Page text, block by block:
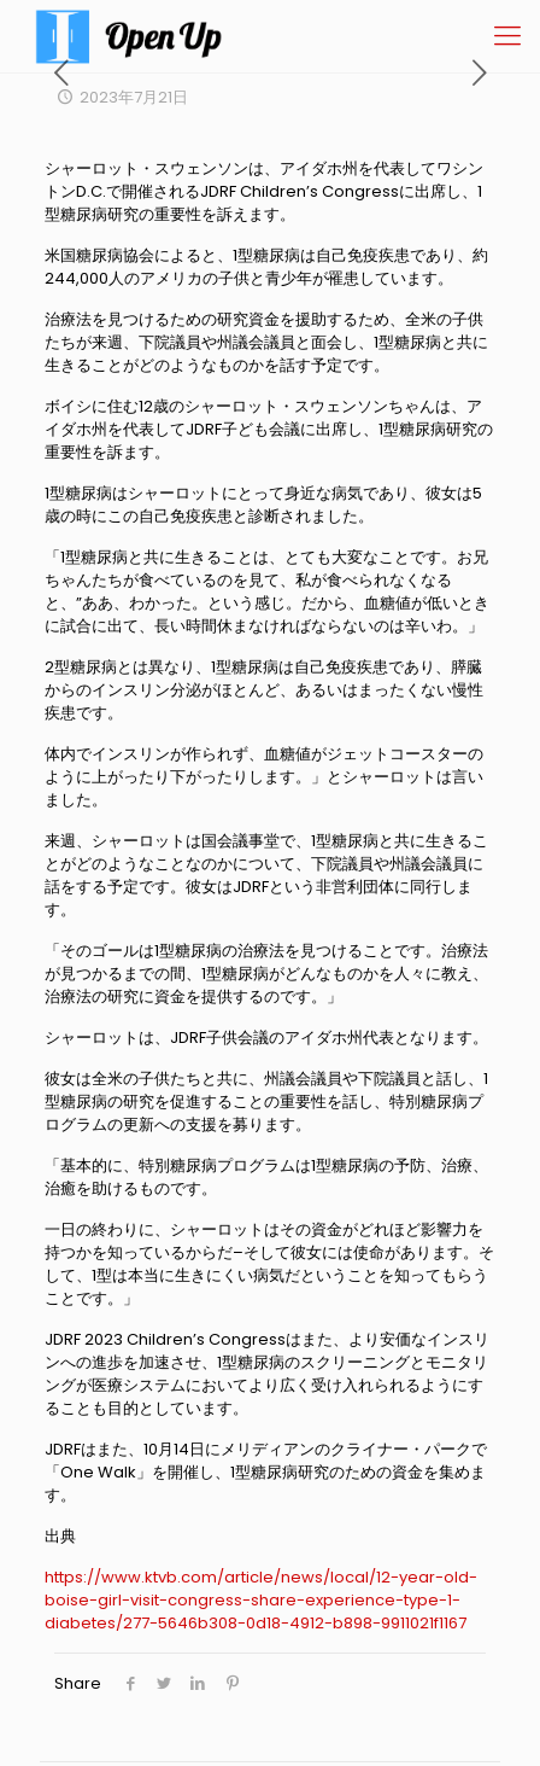
2023年7月21日
シャーロット・スウェンソンは、アイダホ州を代表してワシン
トンD.C.で開催されるJDRF Children’s Congressに出席し、1
型糖尿病研究の重要性を訴えます。
米国糖尿病協会によると、1型糖尿病は自己免疫疾患であり、約
244,000人のアメリカの子供と青少年が罹患しています。
治療法を見つけるための研究資金を援助するため、全米の子供
たちが来週、下院議員や州議会議員と面会し、1型糖尿病と共に
生きることがどのようなものかを話す予定です。
ボイシに住む12歳のシャーロット・スウェンソンちゃんは、ア
イダホ州を代表してJDRF子ども会議に出席し、1型糖尿病研究の
重要性を訴ます。
1型糖尿病はシャーロットにとって身近な病気であり、彼女は5
歳の時にこの自己免疫疾患と診断されました。
「1型糖尿病と共に生きることは、とても大変なことです。お兄
ちゃんたちが食べているのを見て、私が食べられなくなる
と、”ああ、わかった。という感じ。だから、血糖値が低いとき
に試合に出て、長い時間休まなければならないのは辛いわ。」
2型糖尿病とは異なり、1型糖尿病は自己免疫疾患であり、膵臓
からのインスリン分泌がほとんど、あるいはまったくない慢性
疾患です。
体内でインスリンが作られず、血糖値がジェットコースターの
ように上がったり下がったりします。」とシャーロットは言い
ました。
来週、シャーロットは国会議事堂で、1型糖尿病と共に生きるこ
とがどのようなことなのかについて、下院議員や州議会議員に
話をする予定です。彼女はJDRFという非営利団体に同行しま
す。
「そのゴールは1型糖尿病の治療法を見つけることです。治療法
が見つかるまでの間、1型糖尿病がどんなものかを人々に教え、
治療法の研究に資金を提供するのです。」
シャーロットは、JDRF子供会議のアイダホ州代表となります。
彼女は全米の子供たちと共に、州議会議員や下院議員と話し、1
型糖尿病の研究を促進することの重要性を話し、特別糖尿病プ
ログラムの更新への支援を募ります。
「基本的に、特別糖尿病プログラムは1型糖尿病の予防、治療、
治癒を助けるものです。
一日の終わりに、シャーロットはその資金がどれほど影響力を
持つかを知っているからだ–そして彼女には使命があります。そ
して、1型は本当に生きにくい病気だということを知ってもらう
ことです。」
JDRF 2023 Children’s Congressはまた、より安価なインスリ
ンへの進歩を加速させ、1型糖尿病のスクリーニングとモニタリ
ングが医療システムにおいてより広く受け入れられるようにす
ることも目的としています。
JDRFはまた、10月14日にメリディアンのクライナー・パークで
「One Walk」を開催し、1型糖尿病研究のための資金を集めま
す。
出典
https://www.ktvb.com/article/news/local/12-year-old-
boise-girl-visit-congress-share-experience-type-1-
diabetes/277-5646b308-0d18-4912-b898-9911021f1167
Share